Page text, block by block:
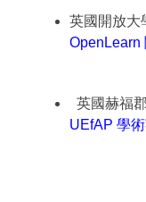
英國開放大
OpenLearn
英國赫福
UEfAP 學